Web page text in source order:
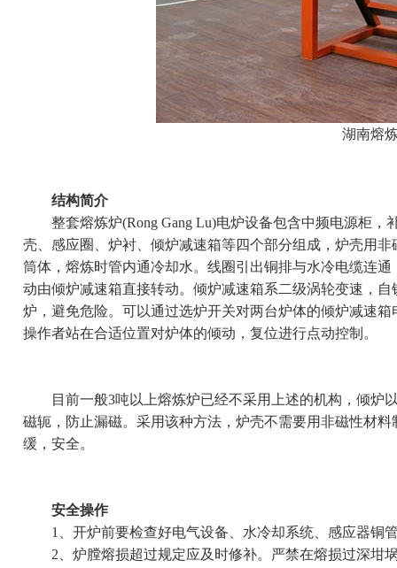
湖南熔
结构简介
整套熔炼炉(Rong Gang Lu)电炉设备包含中频电源柜，
壳、感应圈、炉衬、倾炉减速箱等四个部分组成，炉壳用
筒体，熔炼时管内通冷却水。线圈引出铜排与水冷电缆连
动由倾炉减速箱直接转动。倾炉减速箱系二级涡轮变速，
炉，避免危险。可以通过选炉开关对两台炉体的倾炉减速
操作者站在合适位置对炉体的倾动，复位进行点动控制。
目前一般3吨以上熔炼炉已经不采用上述的机构，倾炉
磁轭，防止漏磁。采用该种方法，炉壳不需要用非磁性材
缓，安全。
安全操作
1、开炉前要检查好电气设备、水冷却系统、感应器铜
2、炉膛熔损超过规定应及时修补。严禁在熔损过深坩